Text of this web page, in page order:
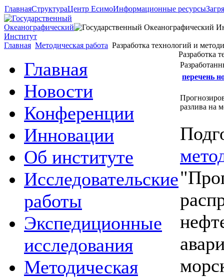
ГлавнаяСтруктураЦентр ЕсимоИнформационные ресурсы
Главная Методическая работа Разработка технологий и
Главная
Новости
Конференции
Инновации
Об институте
Исследовательские
работы
Экспедиционные
исследования
Методическая
Разработка
перечень
разлива на